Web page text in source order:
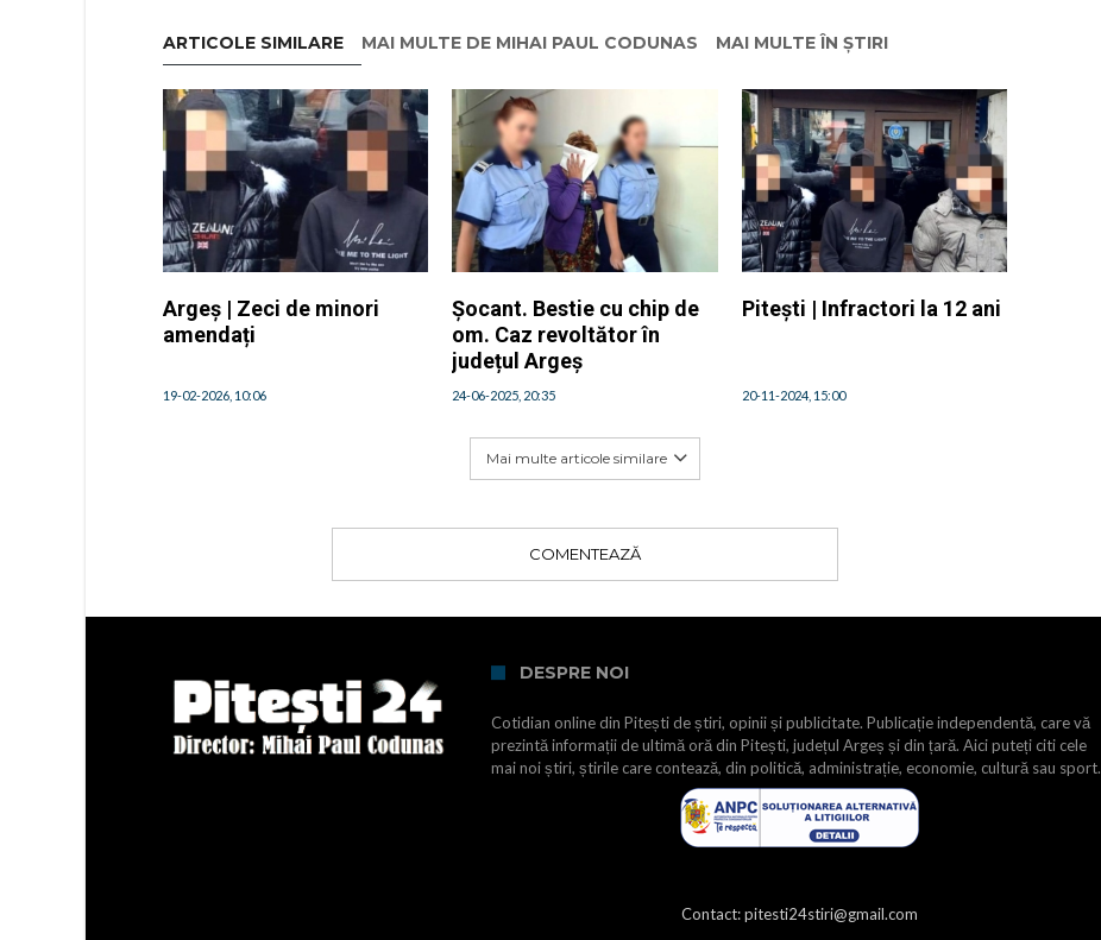
ARTICOLE SIMILARE MAI MULTE DE MIHAI PAUL CODUNAS MAI MULTE ÎN ȘTIRI
Argeș | Zeci de minori
amendați
19-02-2026, 10:06
Șocant. Bestie cu chip de
om. Caz revoltător în
județul Argeș
24-06-2025, 20:35
Pitești | Infractori la 12 ani
20-11-2024, 15:00
Mai multe articole similare
COMENTEAZĂ
DESPRE NOI
Cotidian online din Pitești de știri, opinii și publicitate. Publicație independentă, care vă
prezintă informații de ultimă oră din Pitești, județul Argeș și din țară. Aici puteți citi cele
mai noi știri, știrile care contează, din politică, administrație, economie, cultură sau sport.
Contact: pitesti24stiri@gmail.com